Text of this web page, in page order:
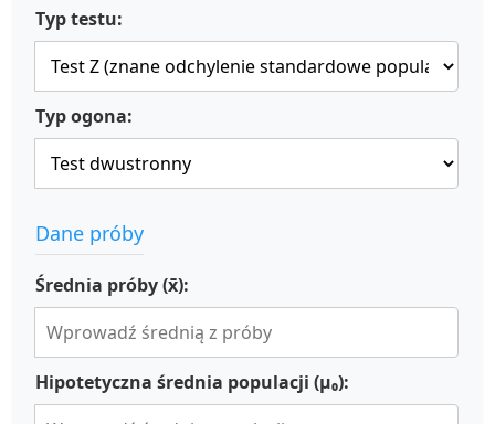
Typ testu:
Typ ogona:
Dane próby
Średnia próby (x̄):
Hipotetyczna średnia populacji (μ₀):